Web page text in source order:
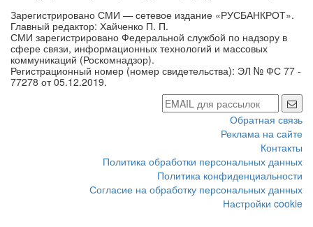
Зарегистрировано СМИ — сетевое издание «РУСБАНКРОТ».
Главный редактор: Хайченко П. П.
СМИ зарегистрировано Федеральной службой по надзору в
сфере связи, информационных технологий и массовых
коммуникаций (Роскомнадзор).
Регистрационный номер (номер свидетельства): ЭЛ № ФС 77 -
77278 от 05.12.2019.
Обратная связь
Реклама на сайте
Контакты
Политика обработки персональных данных
Политика конфиденциальности
Согласие на обработку персональных данных
Настройки cookie